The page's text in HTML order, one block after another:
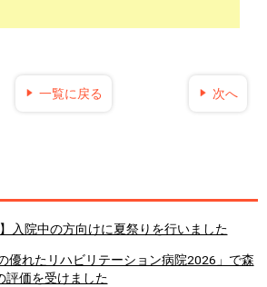
一覧に戻る 次へ
入院中の方向けに夏祭りを行いました
優れたリハビリテーション病院2026」で森
評価を受けました